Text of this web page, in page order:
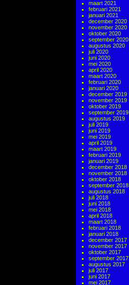
maart 2021
februari 2021
januari 2021
december 2020
november 2020
oktober 2020
september 2020
augustus 2020
juli 2020
juni 2020
mei 2020
april 2020
maart 2020
februari 2020
januari 2020
december 2019
november 2019
oktober 2019
september 2019
augustus 2019
juli 2019
juni 2019
mei 2019
april 2019
maart 2019
februari 2019
januari 2019
december 2018
november 2018
oktober 2018
september 2018
augustus 2018
juli 2018
juni 2018
mei 2018
april 2018
maart 2018
februari 2018
januari 2018
december 2017
november 2017
oktober 2017
september 2017
augustus 2017
juli 2017
juni 2017
mei 2017